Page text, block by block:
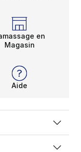
en
Magasin
Aide